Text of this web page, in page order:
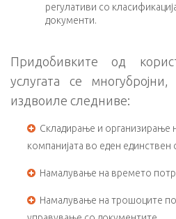
регулативи со
документи.
Придобивките од
услугата се
издвоиле следниве:
Складирање и организирање
компанијата во еден единствен
Намалување на времето
Намалување на трошоците